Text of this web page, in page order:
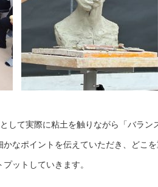
して実際に粘土を触りながら「バラン
なポイントを伝えていただき、どこ
ットしていきます。